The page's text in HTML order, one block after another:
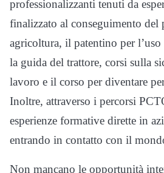
professionalizzanti tenuti da
finalizzato al conseguimento
agricoltura, il patentino per
la guida del trattore, corsi sulla
lavoro e il corso per diventare
Inoltre, attraverso i percorsi
esperienze formative dirette in
entrando in contatto con il
Non mancano le opportunità